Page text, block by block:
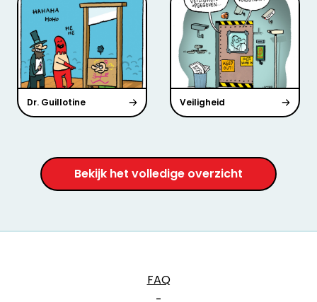
Dr. Guillotine Veiligheid
Bekijk het volledige overzicht
FAQ